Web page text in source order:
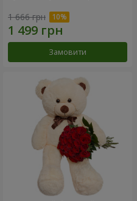
1 666 грн
Замовити